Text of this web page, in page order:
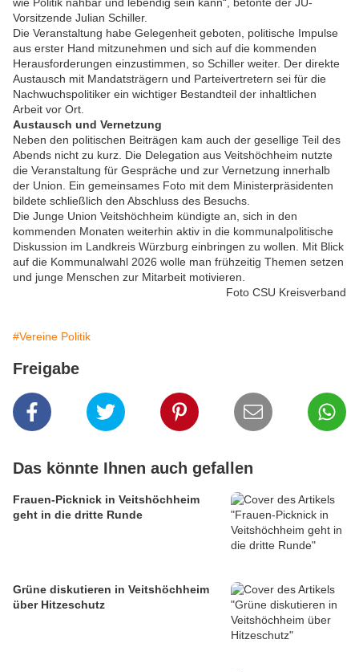
Vorsitzende Julian Schiller.
Die Veranstaltung habe Gelegenheit geboten, politische Impulse
aus erster Hand mitzunehmen und sich auf die kommenden
Herausforderungen einzustimmen, so Schiller weiter. Der direkte
Austausch mit Mandatsträgern und Parteivertretern sei für die
Nachwuchspolitiker ein wichtiger Bestandteil der inhaltlichen
Arbeit vor Ort.
Austausch und Vernetzung
Neben den politischen Beiträgen kam auch der gesellige Teil des
Abends nicht zu kurz. Die Delegation aus Veitshöchheim nutzte
die Veranstaltung für Gespräche und zur Vernetzung innerhalb
der Union. Ein gemeinsames Foto mit dem Ministerpräsidenten
bildete schließlich den Abschluss des Besuchs.
Die Junge Union Veitshöchheim kündigte an, sich in den
kommenden Monaten weiterhin aktiv in die kommunalpolitische
Diskussion im Landkreis Würzburg einbringen zu wollen. Mit Blick
auf die Kommunalwahl 2026 wolle man frühzeitig Themen setzen
und junge Menschen zur Mitarbeit motivieren.
Foto CSU Kreisverband
#Vereine Politik
Freigabe
Das könnte Ihnen auch gefallen
Frauen-Picknick in Veitshöchheim
geht in die dritte Runde
Grüne diskutieren in Veitshöchheim
über Hitzeschutz